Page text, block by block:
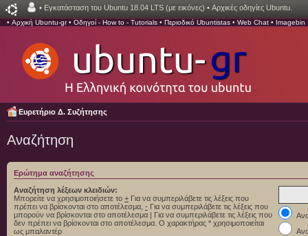
• Εγκατάσταση του Ubuntu 18.04 LTS (με εικόνες) • Αρχικές οδηγίες Ubuntu.
• Αρχική Ubuntu-gr• Οδηγοί - How to - Tutorials • Περιοδικό Ubuntistas • Web Chat • Imagebin
Ευρετήριο Δ. Συζήτησης
Αναζήτηση
Ερώτημα αναζήτησης
Αναζήτηση λέξεων κλειδιών:
Μπορείτε να χρησιμοποιήσετε το + Για να συμπεριλάβετε τις λέξεις που
πρέπει να βρίσκονται στο αποτέλεσμα, - Για να συμπεριλάβετε τις λέξεις που
μπορούν να βρίσκονται στο αποτέλεσμα | Για να συμπεριλάβετε τις λέξεις που
δεν πρέπει να βρίσκονται στο αποτέλεσμα. Ο χαρακτήρας * χρησιμοποιείται
ως μπαλαντέρ